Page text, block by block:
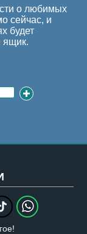
о любимых
сейчас, и
будет
ящик.